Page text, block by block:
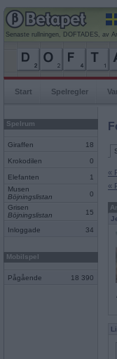
Senaste rullningen, DOFTADES, av
Start Spelregler
Spelrum
Giraffen 18
Krokodilen 0
Elefanten
1
Musen
Böjningslistan
0
Grisen
Böjningslistan
15
Inloggade 34
Mobilspel
Pågående 18 390
«
«